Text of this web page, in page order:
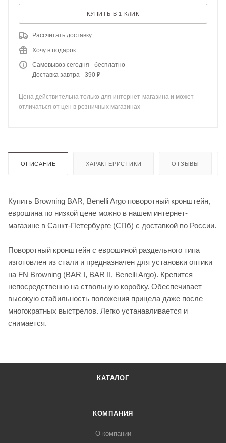
КУПИТЬ В 1 КЛИК
Рассчитать доставку
Хочу в подарок
Самовывоз сегодня - бесплатно
Доставка завтра - 390 ₽
Цена действительна только для интернет-магазина и может
отличаться от цен в розничных магазинах
ОПИСАНИЕ ХАРАКТЕРИСТИКИ ОТЗЫВЫ
Купить Browning BAR, Benelli Argo поворотный кронштейн,
еврошина по низкой цене можно в нашем интернет-
магазине в Санкт-Петербурге (СПб) с доставкой по России.
Поворотный кронштейн с еврошиной раздельного типа
изготовлен из стали и предназначен для установки оптики
на FN Browning (BAR I, BAR II, Benelli Argo). Крепится
непосредственно на ствольную коробку. Обеспечивает
высокую стабильность положения прицела даже после
многократных выстрелов. Легко устанавливается и
снимается.
КАТАЛОГ
КОМПАНИЯ
О компании